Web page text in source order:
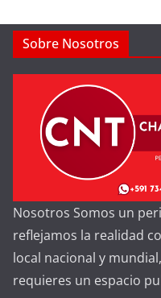
Sobre Nosotros
Nosotros Somos un
reflejamos la realidad
local nacional y
requieres un espacio